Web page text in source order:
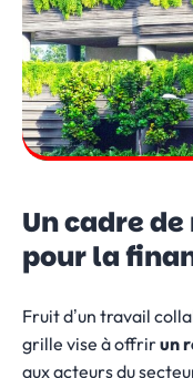
Un cadre
pour la
Fruit d’un travail
grille vise à offrirun
aux acteurs du